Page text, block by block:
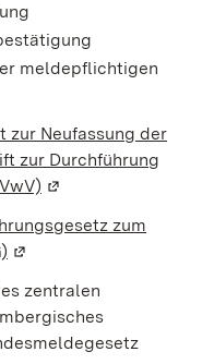
meldepflichtigen
zur Neufassung der
zur Durchführung
(Wird in einem
zum
(Wird in einem neuen
zentralen